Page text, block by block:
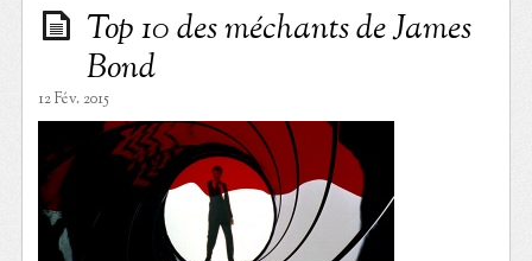
Top 10 des méchants de James
Bond
12 Fév. 2015